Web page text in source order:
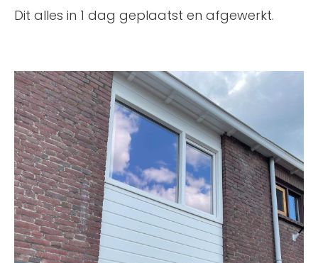
Dit alles in 1 dag geplaatst en afgewerkt.